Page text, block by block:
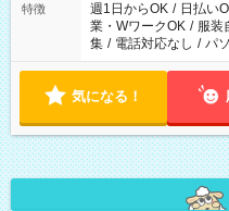
特徴 週1日からOK / 日払い
業・WワークOK / 服装
集 / 電話対応なし / パ
気になる！